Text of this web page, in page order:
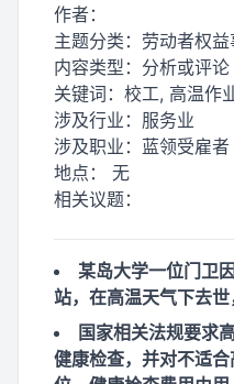
作者：
主题分类： 劳动者权
内容类型： 分析或评论
关键词： 校工, 高温作
涉及行业： 服务业
涉及职业： 蓝领受雇者
地点： 无
相关议题：
某岛大学一位门卫
站，在高温天气下去世
国家相关法规要求
健康检查，并对不适